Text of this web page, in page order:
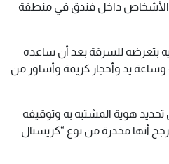
دولار أميركي من أحد الأشخاص داخل فندق في منطقة
22 نيسان 2026 بادعاء أفاد فيه بتعرضه للسرقة بعد أن ساعده
يد وأحجار كريمة وأساور من
هوية المشتبه به وتوقيفه
أنها مخدرة من نوع “كريستال